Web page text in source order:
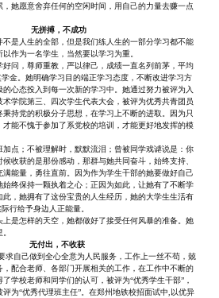
她愿意舍弃任何的空闲时间，用自己的力量去赚一点
无拼搏，不成功
不是人生的全部，但是我们练人生的一部分学习都不能
作为一名学生，当然要以学习为重。
好问，尊师重教，严以律己，成绩一直名列前茅，平均
金。她明确学习目的端正学习态度，不断改进学习方
心态投入到每一次新的学习中。她通过努力被评为入
学院第三、四次学生代表大会，被评为优秀共青团员
持党的积极分子思想，在学习上不断的进取。因为只
能不愧于参加了系党校的培训，才能更好地发挥的模
加点；不被理解时，默默流泪；曾被同学戏谑说是：你
收获的是那份感动，那群与她共同奋斗，始终支持、
能量，勇往直前。因为作为学生干部的她要做好自己
终保持一颗执着之心；正因为如此，让她有了不断学
，她拥有了这份宝贵的人生经历，她的大学生生活有
行给予身边人正能量。
上是怎样的天空，她都做好了接受任何风暴的准备。她
无付出，不收获
求自己做到全心全意为人民服务，工作上一丝不苟，兢
配合老师、各部门开展相关的工作，在工作中不断的
学校老师和同学们的认可，被评为“优秀学生干部”，
为“优秀代理班主任”。在郑州地铁校招面试中,以优异